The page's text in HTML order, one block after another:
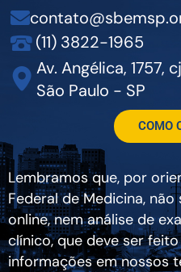
(11) 3822-1965
Av. Angélica, 1757,
São Paulo - SP
COMO
Lembramos que, por
Federal de Medicina,
online, nem análise de
clínico, que deve ser
informações em nossos